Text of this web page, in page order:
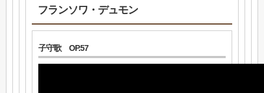
フランソワ・デュモン
子守歌 OP.57